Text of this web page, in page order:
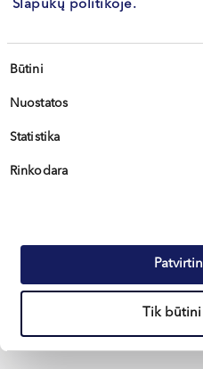
Slapukų politikoje.
Sutikimo
Būtini
Nuostatos
Statistika
Rinkodara
Tik
Paslaugas teikiantys
ADOMAITIS
Ortopedas-traumatologas
LT , EN , RU